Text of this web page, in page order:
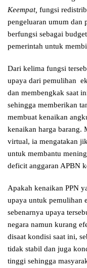
Keempat, fungsi
pengeluaran umum dan
berfungsi sebagai
pemerintah untuk
Dari kelima fungsi
upaya dari pemulihan
dan membengkak saat
sehingga memberikan
membuat kenaikan
kenaikan harga barang.
virtual, ia mengatakan
untuk membantu
deficit anggaran APBN
Apakah kenaikan PPN
upaya untuk pemulihan
sebenarnya upaya
negara namun kurang
disaat kondisi saat ini,
tidak stabil dan juga
tinggi sehingga